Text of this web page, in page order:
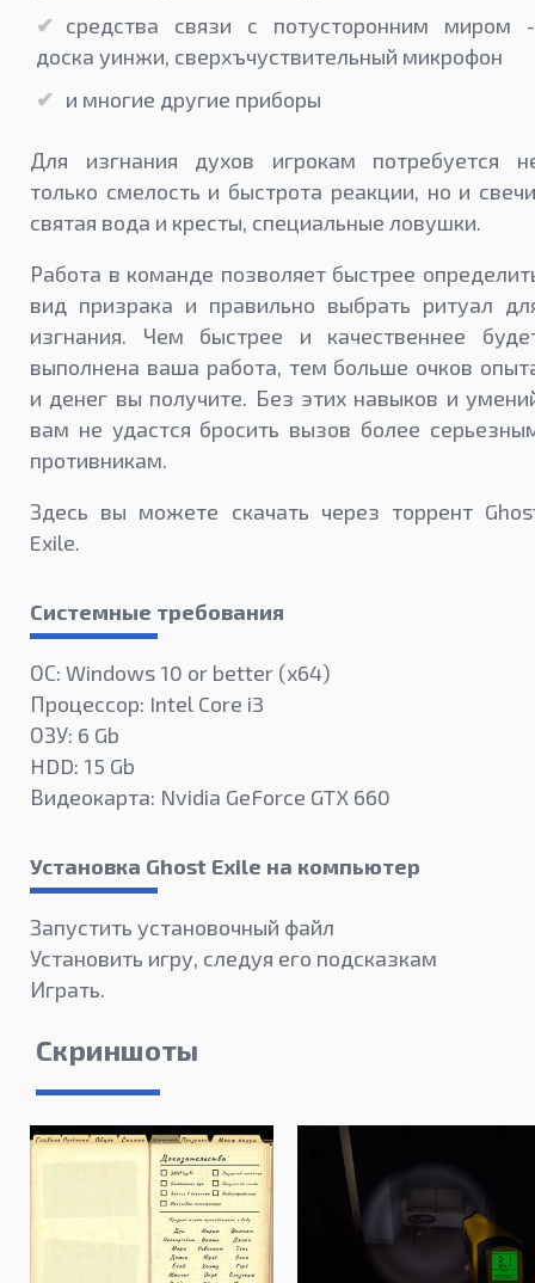
средства связи с потусторонним миром -
доска уинжи, сверхъчуствительный микрофон
и многие другие приборы
Для изгнания духов игрокам потребуется
только смелость и быстрота реакции, но и
святая вода и кресты, специальные ловушки.
Работа в команде позволяет быстрее
вид призрака и правильно выбрать ритуал
изгнания. Чем быстрее и качественнее
выполнена ваша работа, тем больше очков
и денег вы получите. Без этих навыков и
вам не удастся бросить вызов более
противникам.
Здесь вы можете скачать через торрент
Exile.
Системные требования
ОС: Windows 10 or better (х64)
Процессор: Intel Core i3
ОЗУ: 6 Gb
HDD: 15 Gb
Видеокарта: Nvidia GeForce GTX 660
Установка Ghost Exile на компьютер
Запустить установочный файл
Установить игру, следуя его подсказкам
Играть.
Скриншоты